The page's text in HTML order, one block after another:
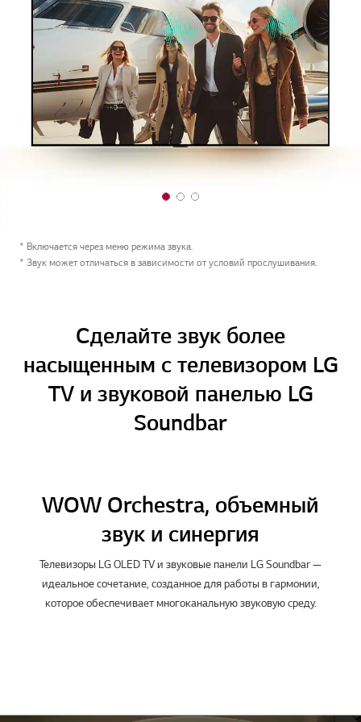
1
3
2
3
3
3
* Включается через меню режима звука.
* Звук может отличаться в зависимости от условий прослушивания.
Сделайте звук более
насыщенным с телевизором LG
TV и звуковой панелью LG
Soundbar
WOW Orchestra, объемный
звук и синергия
Телевизоры LG OLED TV и звуковые панели LG Soundbar —
идеальное сочетание, созданное для работы в гармонии,
которое обеспечивает многоканальную звуковую среду.